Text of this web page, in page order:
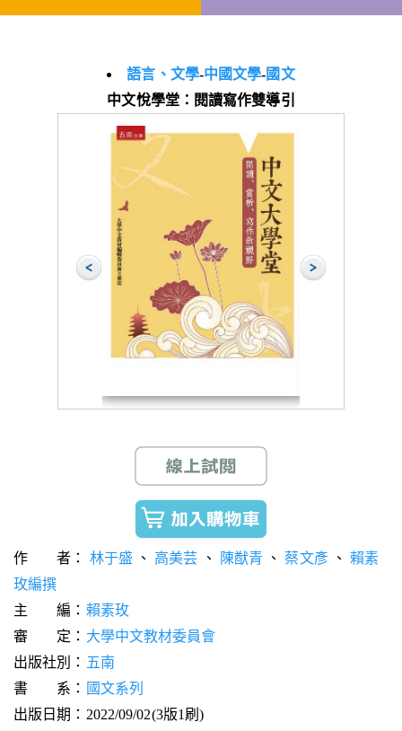
語言、文學-中國文學-國文
中文悅學堂：閱讀寫作雙導引
作 者： 林于盛 、 高美芸 、 陳猷青 、蔡文彥 、賴素
玫編撰
主 編： 賴素玫
審 定： 大學中文教材委員會
出版社別： 五南
書 系： 國文系列
出版日期：2022/09/02(3版1刷)